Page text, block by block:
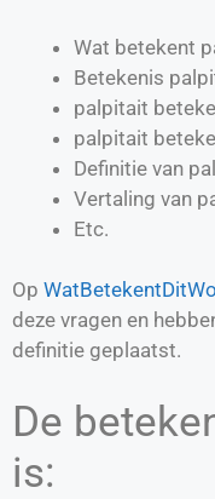
Wat betekent
Betekenis
palpitait
palpitait
Definitie van
Vertaling van
Etc.
Op
deze vragen en
definitie geplaatst.
De
is: